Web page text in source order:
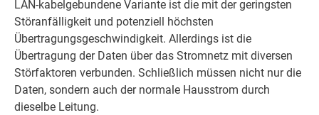
LAN-kabelgebundene Variante ist die mit der geringsten
Störanfälligkeit und potenziell höchsten
Übertragungsgeschwindigkeit. Allerdings ist die
Übertragung der Daten über das Stromnetz mit diversen
Störfaktoren verbunden. Schließlich müssen nicht nur die
Daten, sondern auch der normale Hausstrom durch
dieselbe Leitung.